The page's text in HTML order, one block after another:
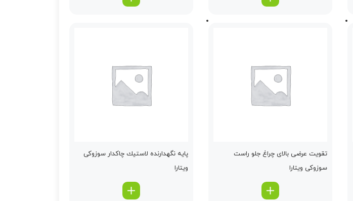
تقویت عرضی بالای چراغ جلو راست
سوزوکی ویتارا
پایه نگهدارنده لاستیك چاكدار سوزوکی
ویتارا